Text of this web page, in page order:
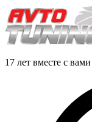
17 лет вместе с вами